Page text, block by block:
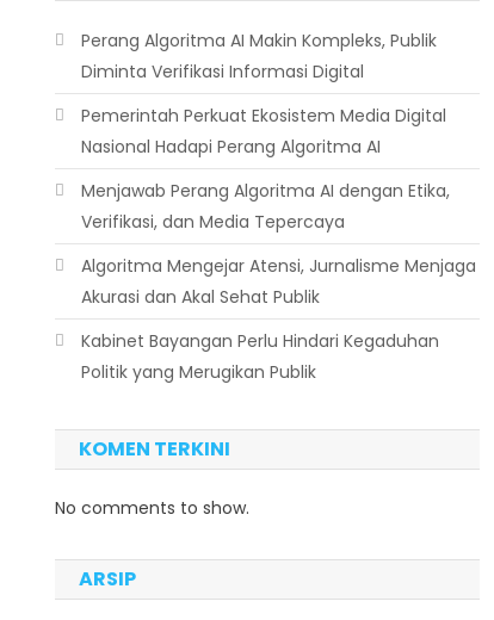
Perang Algoritma AI Makin Kompleks, Publik
Diminta Verifikasi Informasi Digital
Pemerintah Perkuat Ekosistem Media Digital
Nasional Hadapi Perang Algoritma AI
Menjawab Perang Algoritma AI dengan Etika,
Verifikasi, dan Media Tepercaya
Algoritma Mengejar Atensi, Jurnalisme Menjaga
Akurasi dan Akal Sehat Publik
Kabinet Bayangan Perlu Hindari Kegaduhan
Politik yang Merugikan Publik
KOMEN TERKINI
No comments to show.
ARSIP